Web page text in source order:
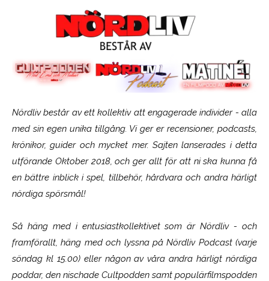
Nördliv består av ett kollektiv att engagerade individer - alla
med sin egen unika tillgång. Vi ger er recensioner, podcasts,
krönikor, guider och mycket mer. Sajten lanserades i detta
utförande Oktober 2018, och ger allt för att ni ska kunna få
en bättre inblick i spel, tillbehör, hårdvara och andra härligt
nördiga spörsmål!
Så häng med i entusiastkollektivet som ärNördliv- och
framförallt, häng med och lyssna på Nördliv Podcast (varje
söndag kl 15.00) eller någon av våra andra härligt nördiga
poddar, den nischade Cultpodden samt populärfilmspodden